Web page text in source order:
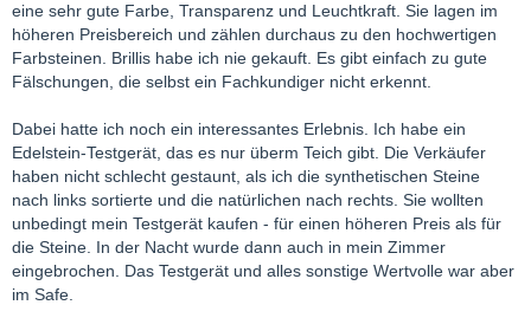
eine sehr gute Farbe, Transparenz und Leuchtkraft. Sie lagen im
höheren Preisbereich und zählen durchaus zu den hochwertigen
Farbsteinen. Brillis habe ich nie gekauft. Es gibt einfach zu gute
Fälschungen, die selbst ein Fachkundiger nicht erkennt.
Dabei hatte ich noch ein interessantes Erlebnis. Ich habe ein
Edelstein-Testgerät, das es nur überm Teich gibt. Die Verkäufer
haben nicht schlecht gestaunt, als ich die synthetischen Steine
nach links sortierte und die natürlichen nach rechts. Sie wollten
unbedingt mein Testgerät kaufen - für einen höheren Preis als für
die Steine. In der Nacht wurde dann auch in mein Zimmer
eingebrochen. Das Testgerät und alles sonstige Wertvolle war aber
im Safe.